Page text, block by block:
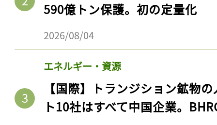
590億トン保護。初の定量化
2026/08/04
エネルギー・資源
【国際】トランジション鉱物
ト10社はすべて中国企業。